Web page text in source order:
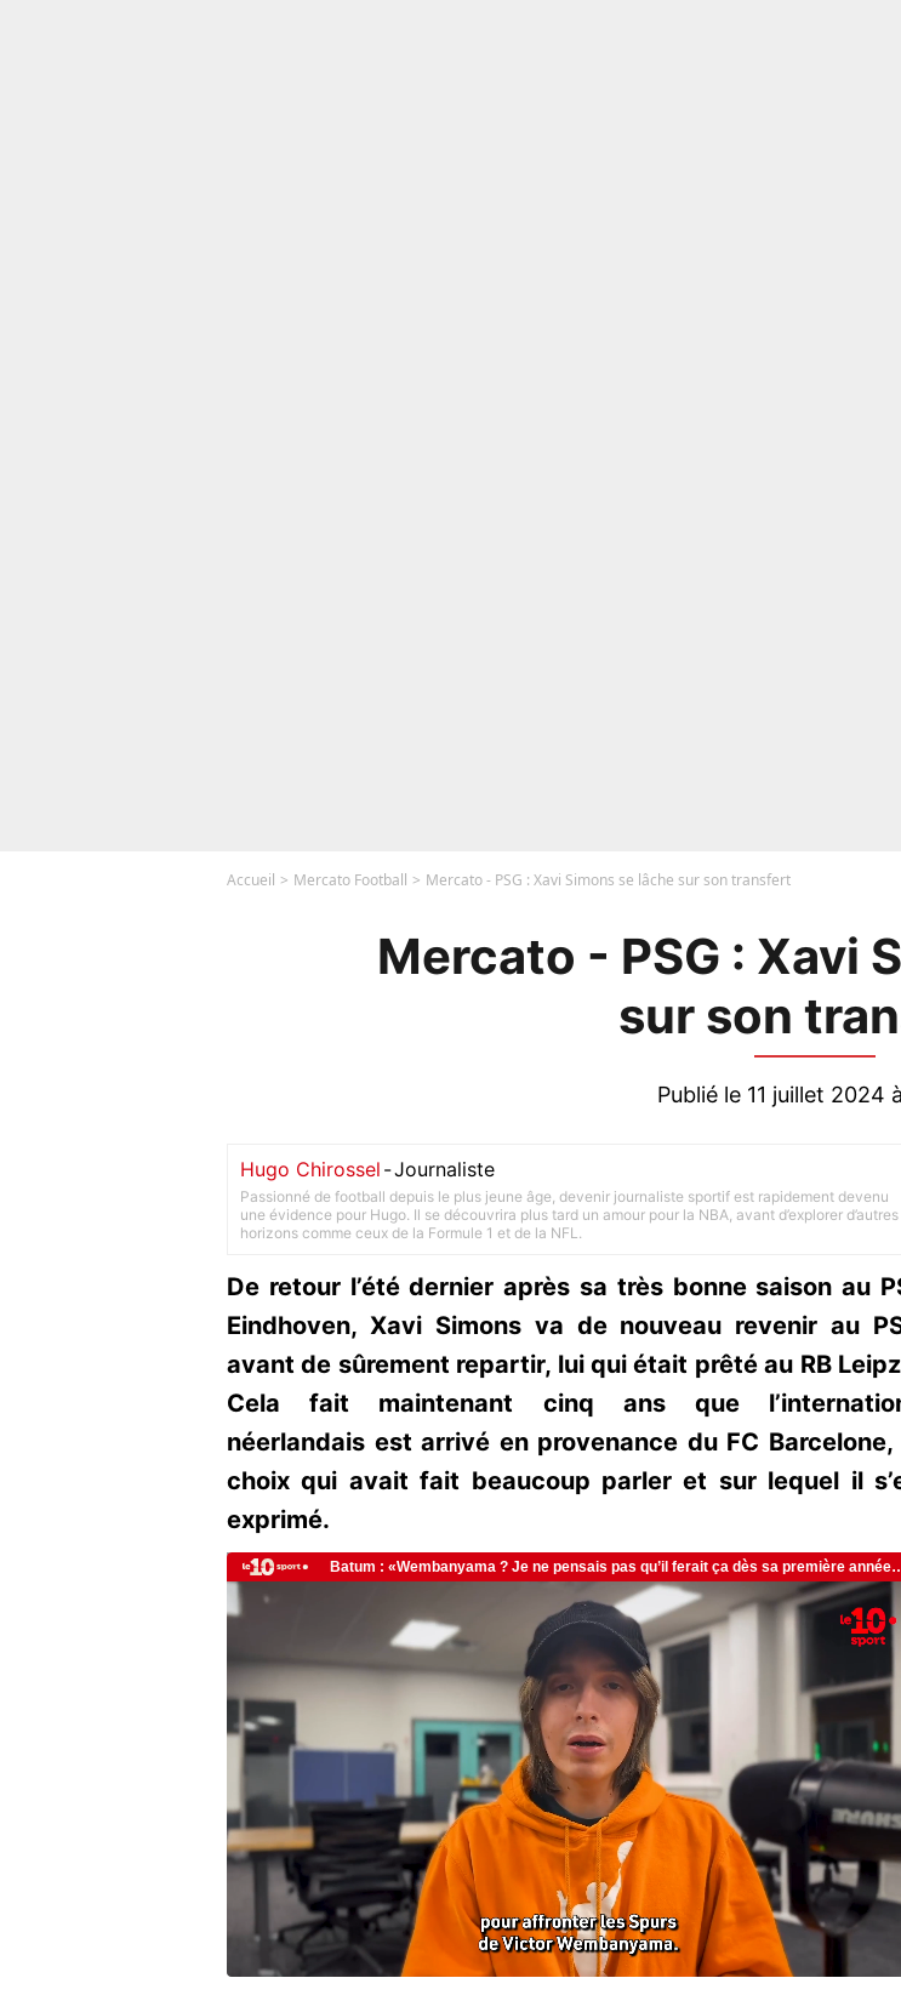
Accueil Mercato Football Mercato - PSG : Xavi Simons se lâche sur son transfert
Mercato - PSG : Xavi
sur son
Publié le 11 juillet 2024
Hugo Chirossel -Journaliste
Passionné de football depuis le plus jeune âge, devenir journaliste sportif est rapidement devenu
une évidence pour Hugo. Il se découvrira plus tard un amour pour la NBA, avant d’explorer d’autres
horizons comme ceux de la Formule 1 et de la NFL.
De retour l’été dernier après sa très bonne saison au
Eindhoven, Xavi Simons va de nouveau revenir au
avant de sûrement repartir, lui qui était prêté au RB
Cela fait maintenant cinq ans que
néerlandais est arrivé en provenance du FC Barcelone,
choix qui avait fait beaucoup parler et sur lequel il
exprimé.